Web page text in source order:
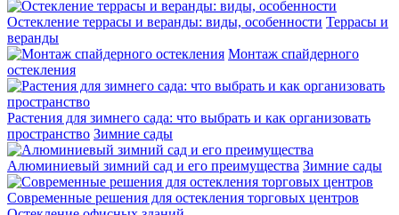
Остекление террасы и веранды: виды, особенности Террасы и
веранды
Монтаж спайдерного
остекления
Растения для зимнего сада: что выбрать и как организовать
пространство Зимние сады
Алюминиевый зимний сад и его преимущества Зимние сады
Современные решения для остекления торговых центров